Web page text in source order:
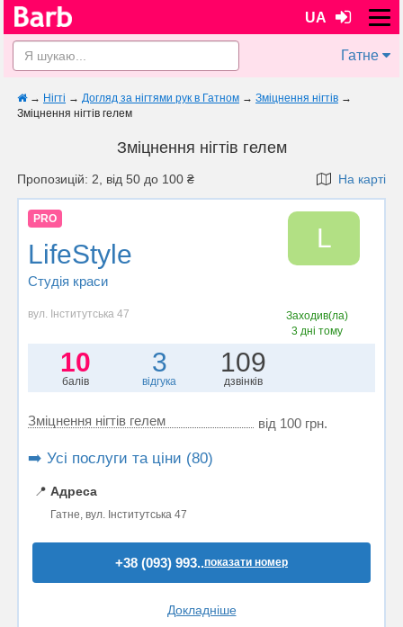
UA
Гатне
→ Нігті → Догляд за нігтями рук в Гатном → Зміцнення нігтів →
Зміцнення нігтів гелем
Зміцнення нігтів гелем
Пропозицій: 2, від 50 до 100 ₴ На карті
PRO
LifeStyle
Студія краси
L
вул. Інститутська 47
Заходив(ла)
3 дні тому
10
балів
3
відгука
109
дзвінків
Зміцнення нігтів гелем від 100 грн.
➡️ Усі послуги та ціни (80)
📍 Адреса
Гатне, вул. Інститутська 47
+38 (093) 993..показати номер
Докладніше